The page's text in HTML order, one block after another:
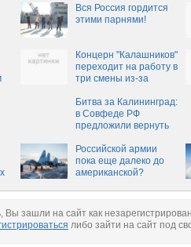
Вся Россия гордится
этими парнями!
Концерн "Калашников"
переходит на работу в
три смены из-за
экспортных заказов
Битва за Калининград:
в Совфеде РФ
предложили вернуть
России
Российской армии
пока еще далеко до
американской?
Вы зашли на сайт как
либо зайти на сайт под